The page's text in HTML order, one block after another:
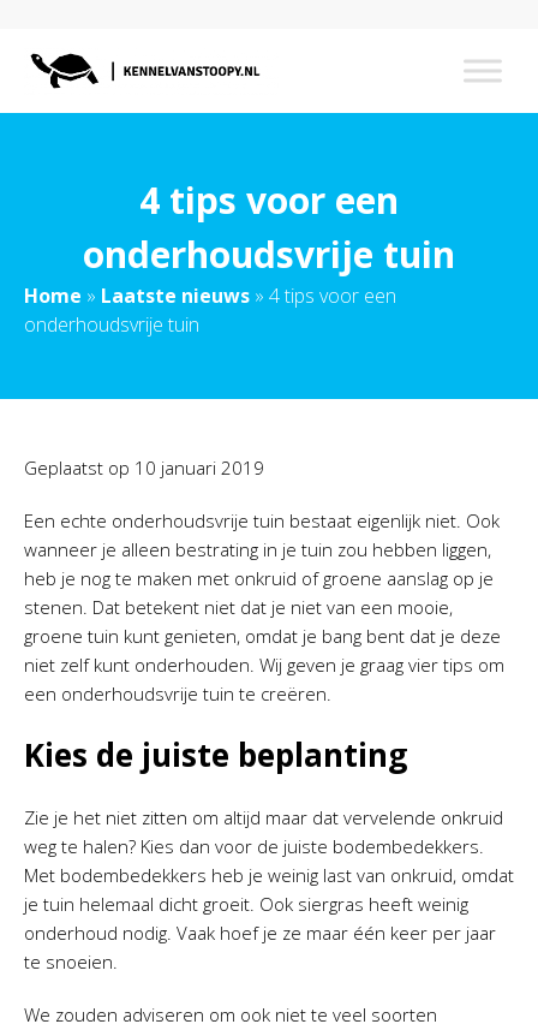
4 tips voor een
onderhoudsvrije tuin
Home » Laatste nieuws » 4 tips voor een
onderhoudsvrije tuin
Geplaatst op 10 januari 2019
Een echte onderhoudsvrije tuin bestaat eigenlijk niet. Ook
wanneer je alleen bestrating in je tuin zou hebben liggen,
heb je nog te maken met onkruid of groene aanslag op je
stenen. Dat betekent niet dat je niet van een mooie,
groene tuin kunt genieten, omdat je bang bent dat je deze
niet zelf kunt onderhouden. Wij geven je graag vier tips om
een onderhoudsvrije tuin te creëren.
Kies de juiste beplanting
Zie je het niet zitten om altijd maar dat vervelende onkruid
weg te halen? Kies dan voor de juiste bodembedekkers.
Met bodembedekkers heb je weinig last van onkruid, omdat
je tuin helemaal dicht groeit. Ook siergras heeft weinig
onderhoud nodig. Vaak hoef je ze maar één keer per jaar
te snoeien.
We zouden adviseren om ook niet te veel soorten